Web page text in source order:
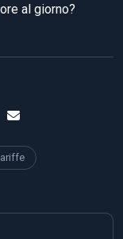
al giorno?